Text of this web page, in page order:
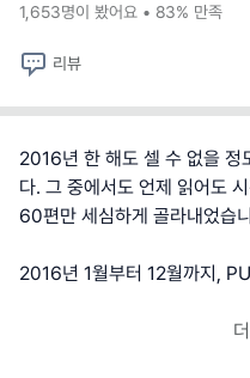
1,653명이 봤어요 • 83% 만족
리뷰
2016년 한 해도 셀 수 없을 정
다. 그 중에서도 언제 읽어도
60편만 세심하게 골라내었습
2016년 1월부터 12월까지,